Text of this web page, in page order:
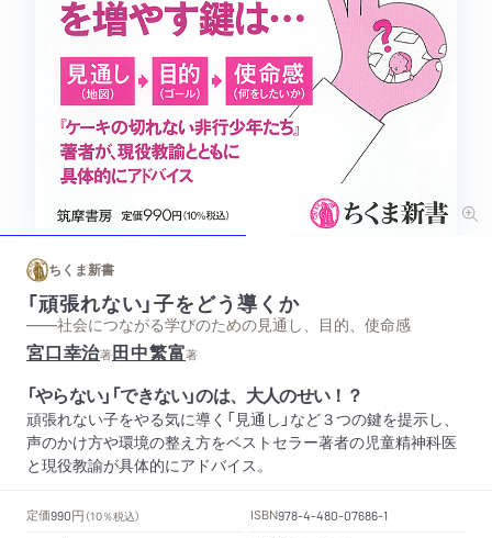
ちくま新書
「頑張れない」子をどう導くか
——社会につながる学びのための見通し、目的、使命感
宮口幸治著田中繁富著
「やらない」「できない」のは、大人のせい！？
頑張れない子をやる気に導く「見通し」など３つの鍵を提示し、
声のかけ方や環境の整え方をベストセラー著者の児童精神科医
と現役教諭が具体的にアドバイス。
定価990円 （10％税込） ISBN978-4-480-07686-1